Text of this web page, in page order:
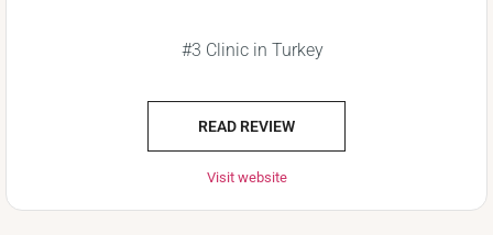
#3 Clinic in Turkey
READ REVIEW
Visit website